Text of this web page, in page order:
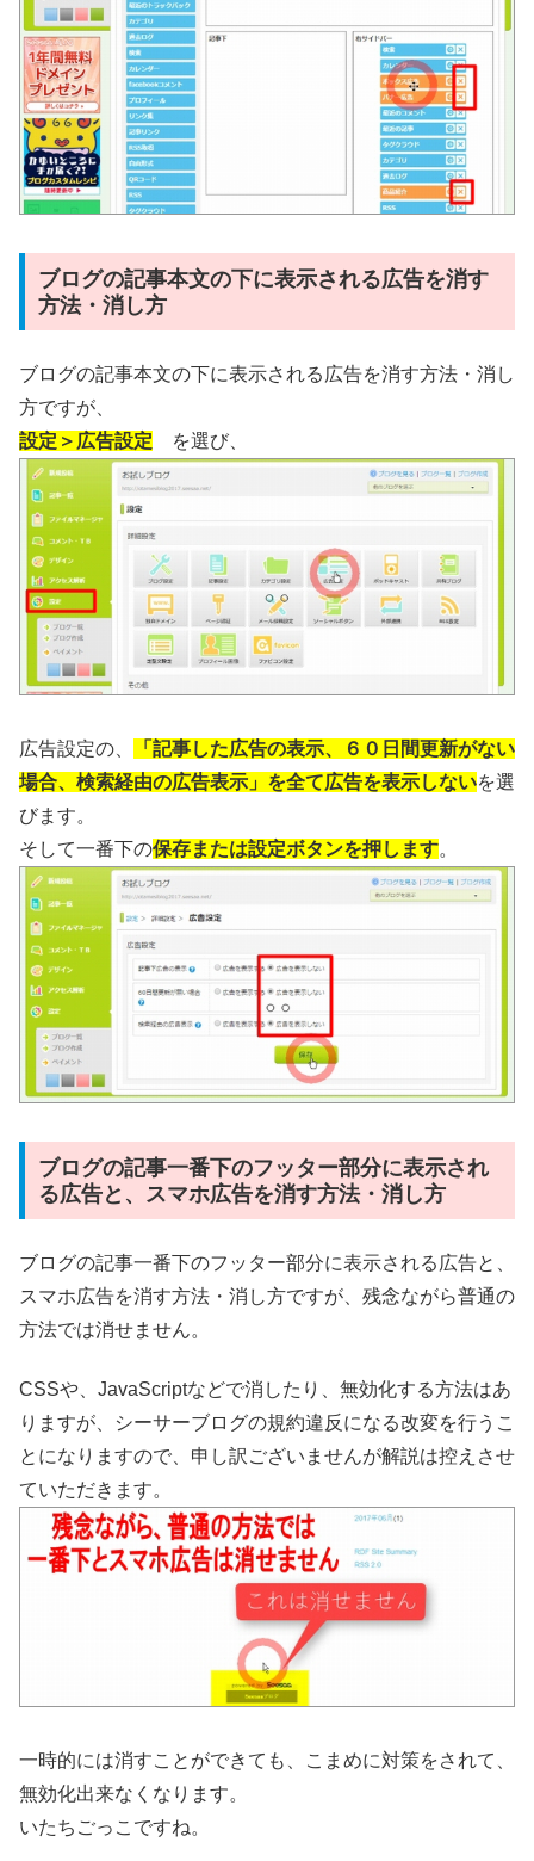
ブログの記事本文の下に表示される広告を消す
方法・消し方
ブログの記事本文の下に表示される広告を消す方法・消し
方ですが、
設定＞広告設定 を選び、
広告設定の、
「記事した広告の表示、６０日間更新がない
場合、検索経由の広告表示」を全て広告を表示しないを選
びます。
そして一番下の保存または設定ボタンを押します。
ブログの記事一番下のフッター部分に表示され
る広告と、スマホ広告を消す方法・消し方
ブログの記事一番下のフッター部分に表示される広告と、
スマホ広告を消す方法・消し方ですが、残念ながら普通の
方法では消せません。
CSSや、JavaScriptなどで消したり、無効化する方法はあ
りますが、シーサーブログの規約違反になる改変を行うこ
とになりますので、申し訳ございませんが解説は控えさせ
ていただきます。
一時的には消すことができても、こまめに対策をされて、
無効化出来なくなります。
いたちごっこですね。